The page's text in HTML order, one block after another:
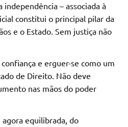
independência – associada à
constitui o principal pilar da
e o Estado. Sem justiça não
e erguer-se como um
de Direito. Não deve
nas mãos do poder
agora equilibrada, do